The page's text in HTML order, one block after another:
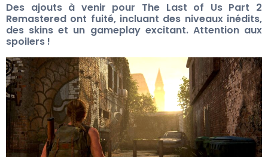
Des ajouts à venir pour The Last of Us Part 2
Remastered ont fuité, incluant des niveaux inédits,
des skins et un gameplay excitant. Attention aux
spoilers !